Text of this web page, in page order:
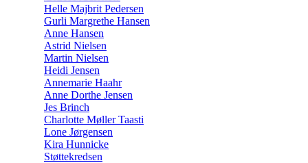
Helle Majbrit Pedersen
Gurli Margrethe Hansen
Anne Hansen
Astrid Nielsen
Martin Nielsen
Heidi Jensen
Annemarie Haahr
Anne Dorthe Jensen
Jes Brinch
Charlotte Møller Taasti
Lone Jørgensen
Kira Hunnicke
Støttekredsen